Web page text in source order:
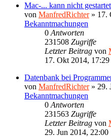
Mac-... kann nicht
von ManfredRichter» 17.
Bekanntmachungen
0 Antworten
231508 Zugriffe
Letzter Beitrag von
17. Okt 2014, 17:29
Datenbank bei
von ManfredRichter» 29.
Bekanntmachungen
0 Antworten
231563 Zugriffe
Letzter Beitrag von
29. Jun 2014, 22:00